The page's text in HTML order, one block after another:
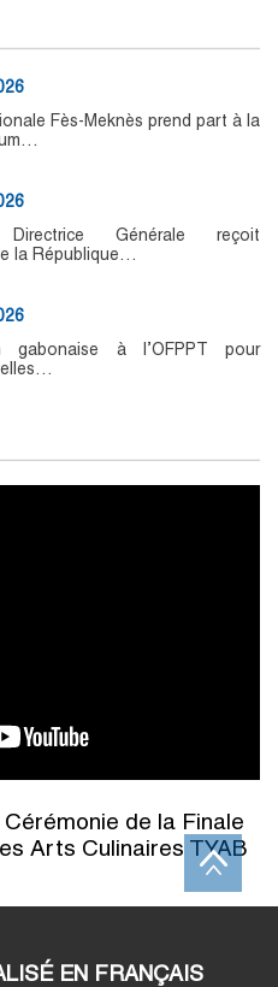
Fès-Meknès prend part à la
Générale reçoit
la République…
gabonaise à l’OFPPT pour
de la Finale
Arts Culinaires TYAB
EN FRANÇAIS